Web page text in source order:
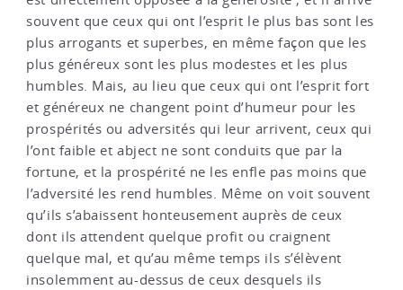
souvent que ceux qui ont l’esprit le plus bas sont les
plus arrogants et superbes, en même façon que les
plus généreux sont les plus modestes et les plus
humbles. Mais, au lieu que ceux qui ont l’esprit fort
et généreux ne changent point d’humeur pour les
prospérités ou adversités qui leur arrivent, ceux qui
l’ont faible et abject ne sont conduits que par la
fortune, et la prospérité ne les enfle pas moins que
l’adversité les rend humbles. Même on voit souvent
qu’ils s’abaissent honteusement auprès de ceux
dont ils attendent quelque profit ou craignent
quelque mal, et qu’au même temps ils s’élèvent
insolemment au-dessus de ceux desquels ils